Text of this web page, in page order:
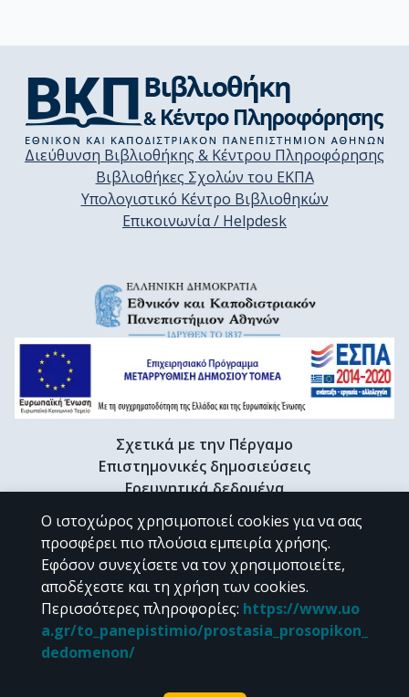
Διεύθυνση Βιβλιοθήκης & Κέντρου Πληροφόρησης
Βιβλιοθήκες Σχολών του ΕΚΠΑ
Υπολογιστικό Κέντρο Βιβλιοθηκών
Επικοινωνία / Helpdesk
Σχετικά με την Πέργαμο
Επιστημονικές δημοσιεύσεις
Ερευνητικά δεδομένα
Διδακτορικές διατριβές & Γκρίζα βιβλιογραφία
Προφίλ Ερευνητή
CC BY-NC 4.0
Εκτός αν αναφέρεται διαφορετικά, το υλικό της "Περγάμου" διατίθεται
Ο ιστοχώρος χρησιμοποιεί cookies για να σας
προσφέρει πιο πλούσια εμπειρία χρήσης.
Εφόσον συνεχίσετε να τον χρησιμοποιείτε,
αποδέχεστε και τη χρήση των cookies.
Περισσότερες πληροφορίες: https://www.uo
a.gr/to_panepistimio/prostasia_prosopikon_
dedomenon/